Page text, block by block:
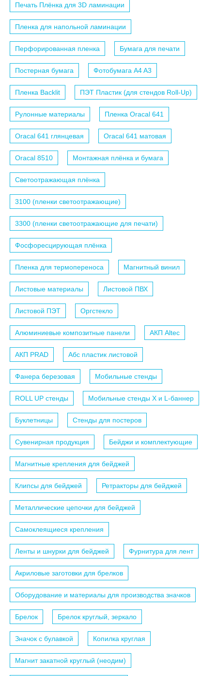
Печать Плёнка для 3D ламинации
Пленка для напольной ламинации
Перфорированная пленка Бумага для печати
Постерная бумага Фотобумага A4 A3
Пленка Backlit ПЭТ Пластик (для стендов Roll-Up)
Рулонные материалы Пленка Oracal 641
Oracal 641 глянцевая Oracal 641 матовая
Oracal 8510 Монтажная плёнка и бумага
Светоотражающая плёнка
3100 (пленки светоотражающие)
3300 (пленки светоотражающие для печати)
Фосфоресцирующая плёнка
Пленка для термопереноса Магнитный винил
Листовые материалы Листовой ПВХ
Листовой ПЭТ Оргстекло
Алюминиевые композитные панели АКП Altec
АКП PRAD Абс пластик листовой
Фанера березовая Мобильные стенды
ROLL UP стенды Мобильные стенды X и L-баннер
Буклетницы Стенды для постеров
Сувенирная продукция Бейджи и комплектующие
Магнитные крепления для бейджей
Клипсы для бейджей Ретракторы для бейджей
Металлические цепочки для бейджей
Самоклеящиеся крепления
Ленты и шнурки для бейджей Фурнитура для лент
Акриловые заготовки для брелков
Оборудование и материалы для производства значков
Брелок Брелок круглый, зеркало
Значок с булавкой Копилка круглая
Магнит закатной круглый (неодим)